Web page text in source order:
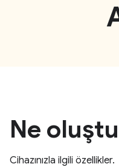
Ne
Cihazınızla ilgili özellikler.